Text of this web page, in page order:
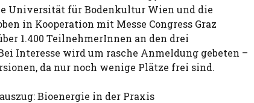
Universität für Bodenkultur Wien und die
in Kooperation mit Messe Congress Graz
1.400 TeilnehmerInnen an den drei
Interesse wird um rasche Anmeldung gebeten –
da nur noch wenige Plätze frei sind.
Bioenergie in der Praxis